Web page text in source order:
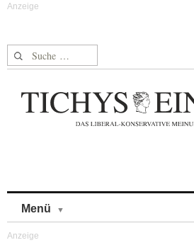
Suche nach:
Menü